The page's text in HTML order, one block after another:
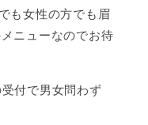
も女性の方でも眉
ニューなのでお待
付で男女問わず